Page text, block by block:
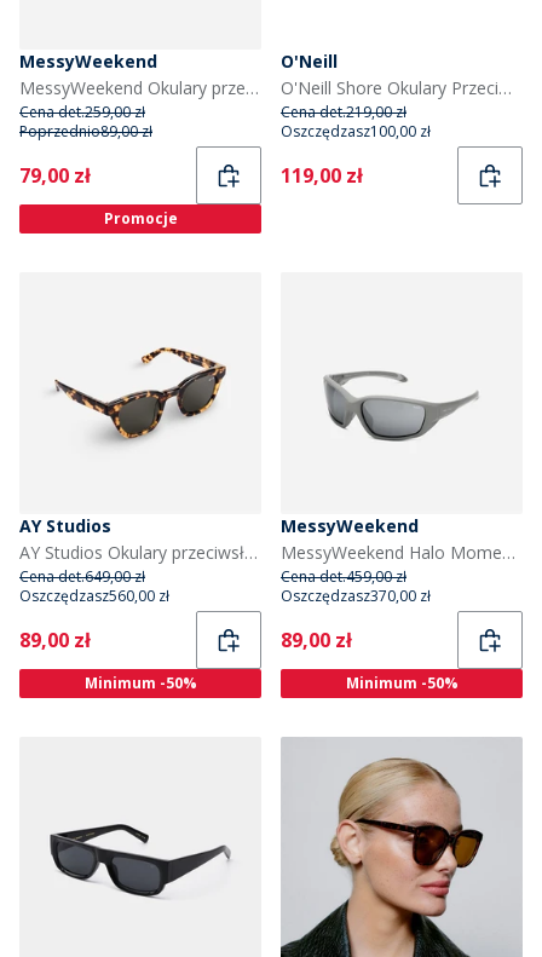
MessyWeekend
MessyWeekend Okulary przeciwsłoneczne Tempo kolor Czarny
Cena det.259,00 zł
Poprzednio89,00 zł
Current
79,00 zł
Promocje
O'Neill
O'Neill Shore Okulary Przeciwsłoneczne Czarny
Cena det.219,00 zł
Oszczędzasz100,00 zł
Current
119,00 zł
AY Studios
AY Studios Okulary przeciwsłoneczne Haze kolor Havana
Cena det.649,00 zł
Oszczędzasz560,00 zł
Current
89,00 zł
Minimum -50%
MessyWeekend
MessyWeekend Halo Momentum okulary przeciwsłoneczne kolor Grey1
Cena det.459,00 zł
Oszczędzasz370,00 zł
Current
89,00 zł
Minimum -50%